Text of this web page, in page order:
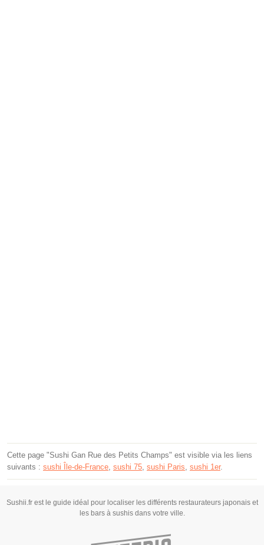
Cette page "Sushi Gan Rue des Petits Champs" est visible via les liens
suivants : sushi Île-de-France, sushi 75, sushi Paris, sushi 1er.
Sushii.fr est le guide idéal pour localiser les différents restaurateurs japonais et
les bars à sushis dans votre ville.